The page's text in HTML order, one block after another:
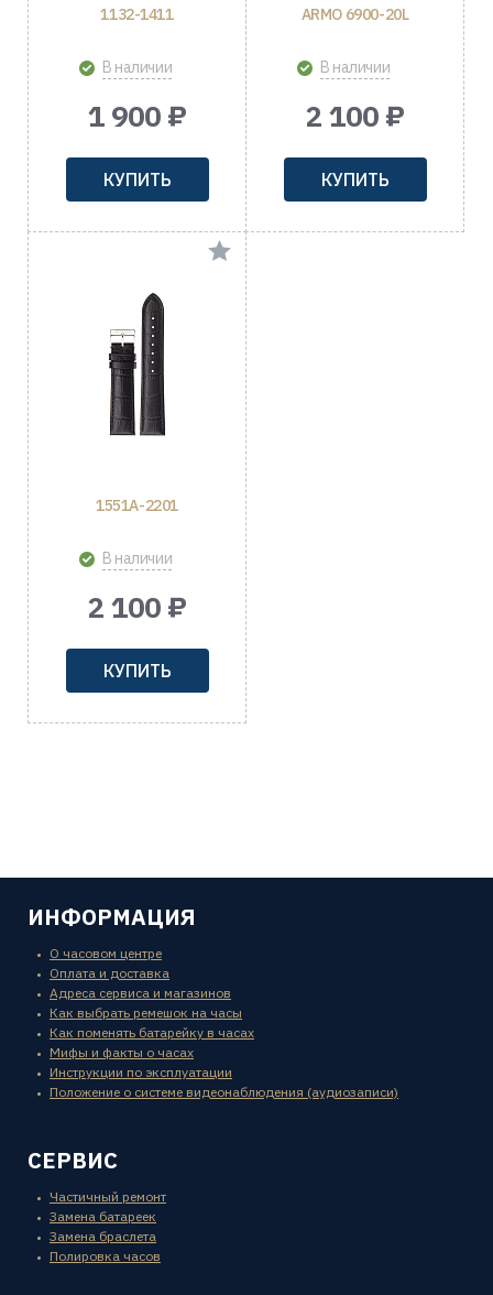
1132-1411
В наличии
1 900 ₽
КУПИТЬ
ARMO 6900-20L
В наличии
2 100 ₽
КУПИТЬ
1551A-2201
В наличии
2 100 ₽
КУПИТЬ
ИНФОРМАЦИЯ
О часовом центре
Оплата и доставка
Адреса сервиса и магазинов
Как выбрать ремешок на часы
Как поменять батарейку в часах
Мифы и факты о часах
Инструкции по эксплуатации
Положение о системе видеонаблюдения (аудиозаписи)
СЕРВИС
Частичный ремонт
Замена батареек
Замена браслета
Полировка часов